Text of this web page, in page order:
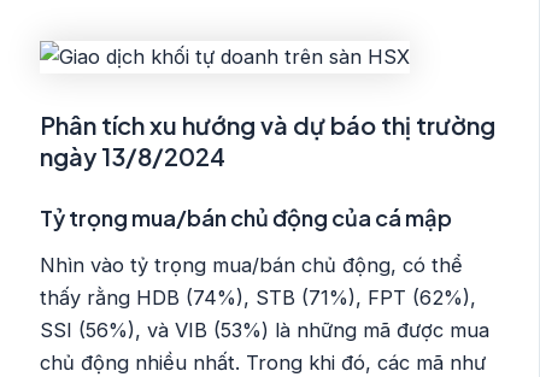
Phân tích xu hướng và dự báo thị trường
ngày 13/8/2024
Tỷ trọng mua/bán chủ động của cá mập
Nhìn vào tỷ trọng mua/bán chủ động, có thể
thấy rằng HDB (74%), STB (71%), FPT (62%),
SSI (56%), và VIB (53%) là những mã được mua
chủ động nhiều nhất. Trong khi đó, các mã như